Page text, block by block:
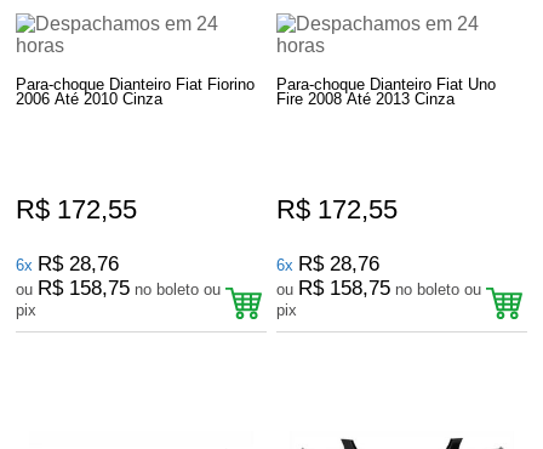
Para-choque Dianteiro Fiat Fiorino
2006 Até 2010 Cinza
R$ 172,55
6x R$ 28,76
ou R$ 158,75 no boleto ou
pix
Para-choque Dianteiro Fiat Uno
Fire 2008 Até 2013 Cinza
R$ 172,55
6x R$ 28,76
ou R$ 158,75 no boleto ou
pix